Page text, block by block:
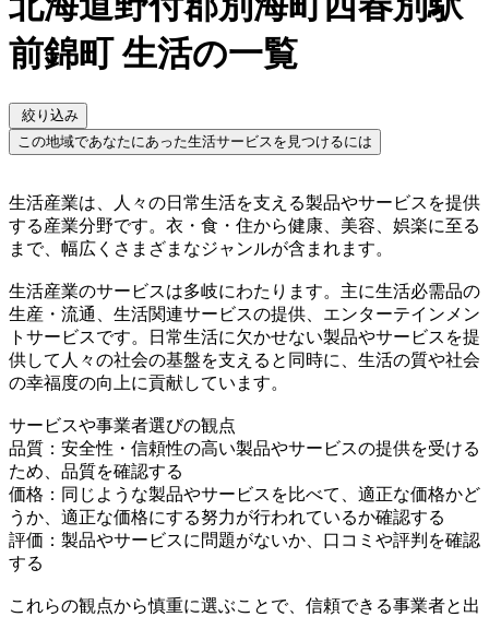
前錦町 生活の一覧
絞り込み
この地域であなたにあった生活サービスを見つけるには
生活産業は、人々の日常生活を支える製品やサービスを提供
する産業分野です。衣・食・住から健康、美容、娯楽に至る
まで、幅広くさまざまなジャンルが含まれます。
生活産業のサービスは多岐にわたります。主に生活必需品の
生産・流通、生活関連サービスの提供、エンターテインメン
トサービスです。日常生活に欠かせない製品やサービスを提
供して人々の社会の基盤を支えると同時に、生活の質や社会
の幸福度の向上に貢献しています。
サービスや事業者選びの観点
品質：安全性・信頼性の高い製品やサービスの提供を受ける
ため、品質を確認する
価格：同じような製品やサービスを比べて、適正な価格かど
うか、適正な価格にする努力が行われているか確認する
評価：製品やサービスに問題がないか、口コミや評判を確認
する
これらの観点から慎重に選ぶことで、信頼できる事業者と出